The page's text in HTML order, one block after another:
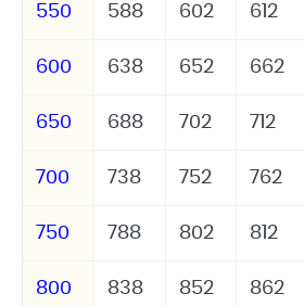
550 588 602 612
600 638 652 662
650 688 702 712
700 738 752 762
750 788 802 812
800 838 852 862